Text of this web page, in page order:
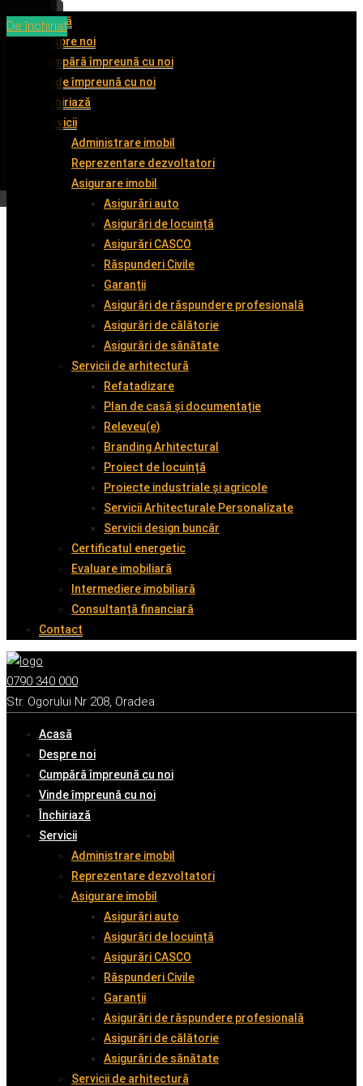
Acasă
Despre noi
Cumpără împreună cu noi
Vinde împreună cu noi
Închiriază
Servicii
Administrare imobil
Reprezentare dezvoltatori
Asigurare imobil
Asigurări auto
Asigurări de locuință
Asigurări CASCO
Răspunderi Civile
Garanții
Asigurări de răspundere profesională
Asigurări de călătorie
Asigurări de sănătate
Servicii de arhitectură
Refatadizare
Plan de casă și documentație
Releveu(e)
Branding Arhitectural
Proiect de locuință
Proiecte industriale și agricole
Servicii Arhitecturale Personalizate
Servicii design buncăr
Certificatul energetic
Evaluare imobiliară
Intermediere imobiliară
Consultanță financiară
Contact
0790 340 000
Str. Ogorului Nr 208, Oradea
Acasă
Despre noi
Cumpără împreună cu noi
Vinde împreună cu noi
Închiriază
Servicii
Administrare imobil
Reprezentare dezvoltatori
Asigurare imobil
Asigurări auto
Asigurări de locuință
Asigurări CASCO
Răspunderi Civile
Garanții
Asigurări de răspundere profesională
Asigurări de călătorie
Asigurări de sănătate
Servicii de arhitectură
De închiriat
De închiriat
De închiriat
De închiriat